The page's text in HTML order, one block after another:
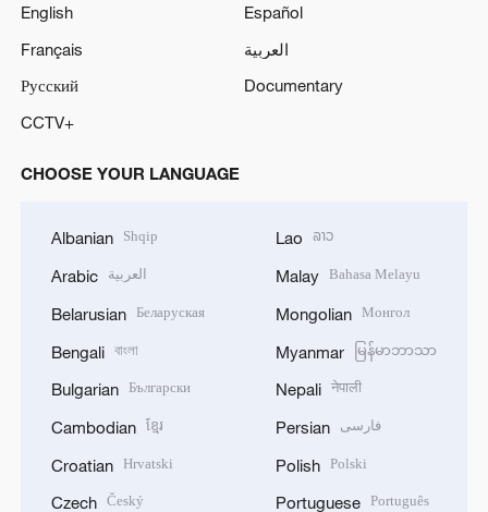
English
Español
Français
العربية
Русский
Documentary
CCTV+
CHOOSE YOUR LANGUAGE
Albanian Shqip
Arabic العربية
Belarusian Беларуская
Bengali বাংলা
Bulgarian Български
Cambodian ខ្មែរ
Croatian Hrvatski
Czech Český
Lao ລາວ
Malay Bahasa Melayu
Mongolian Монгол
Myanmar မြန်မာဘာသာ
Nepali नेपाली
Persian فارسی
Polish Polski
Portuguese Português